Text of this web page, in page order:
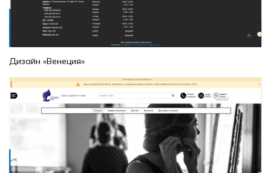
Дизайн «Венеция»